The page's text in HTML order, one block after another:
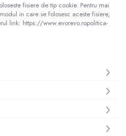
fisiere de tip cookie. Pentru mai
in care se folosesc aceste fisiere,
link: https://www.evorevo.ropolitica-